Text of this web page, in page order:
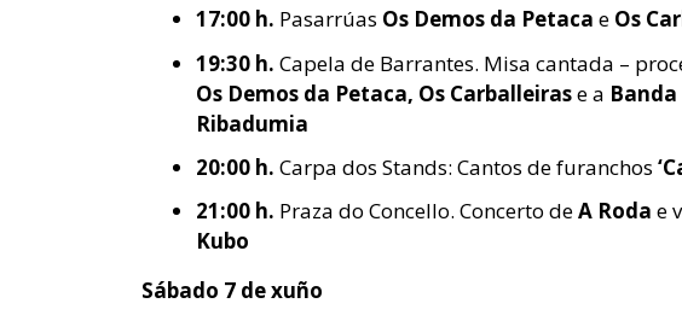
17:00 h. Pasarrúas Os Demos da Petaca e Os
19:30 h. Capela de Barrantes. Misa cantada –
Os Demos da Petaca, Os Carballeirase a
Ribadumia
20:00 h. Carpa dos Stands: Cantos de furanchos
21:00 h. Praza do Concello. Concerto deA Roda e
Kubo
Sábado 7 de xuño